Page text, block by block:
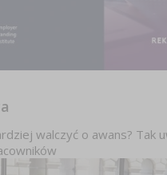
walczyć o awans? Tak